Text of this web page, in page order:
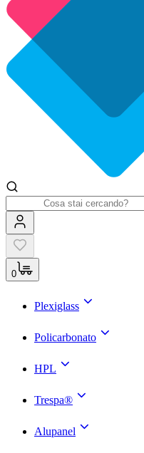
0
Plexiglass
Policarbonato
HPL
Trespa®
Alupanel